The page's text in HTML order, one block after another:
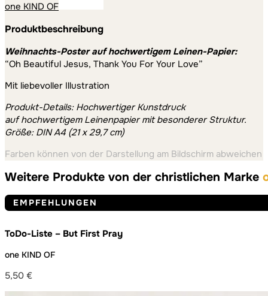
one KIND OF
Produktbeschreibung
Weihnachts-Poster auf hochwertigem Leinen-Papier:
“Oh Beautiful Jesus, Thank You For Your Love”
Mit liebevoller Illustration
Produkt-Details: Hochwertiger Kunstdruck
auf hochwertigem Leinenpapier mit besonderer Struktur.
Größe: DIN A4 (21 x 29,7 cm)
Farben können von der Darstellung am Bildschirm abweichen
Weitere Produkte von der christlichen Marke
EMPFEHLUNGEN
ToDo-Liste – But First Pray
one KIND OF
5,50 €